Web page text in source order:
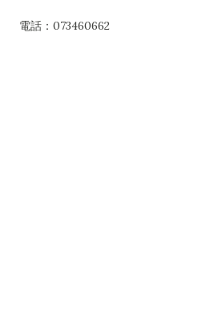
電話：073460662